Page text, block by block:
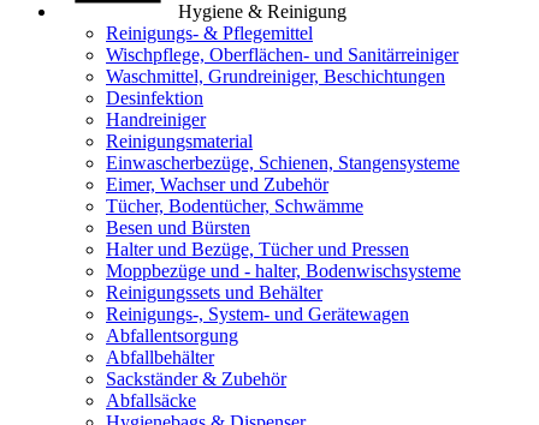
Hygiene & Reinigung
Reinigungs- & Pflegemittel
Wischpflege, Oberflächen- und Sanitärreiniger
Waschmittel, Grundreiniger, Beschichtungen
Desinfektion
Handreiniger
Reinigungsmaterial
Einwascherbezüge, Schienen, Stangensysteme
Eimer, Wachser und Zubehör
Tücher, Bodentücher, Schwämme
Besen und Bürsten
Halter und Bezüge, Tücher und Pressen
Moppbezüge und - halter, Bodenwischsysteme
Reinigungssets und Behälter
Reinigungs-, System- und Gerätewagen
Abfallentsorgung
Abfallbehälter
Sackständer & Zubehör
Abfallsäcke